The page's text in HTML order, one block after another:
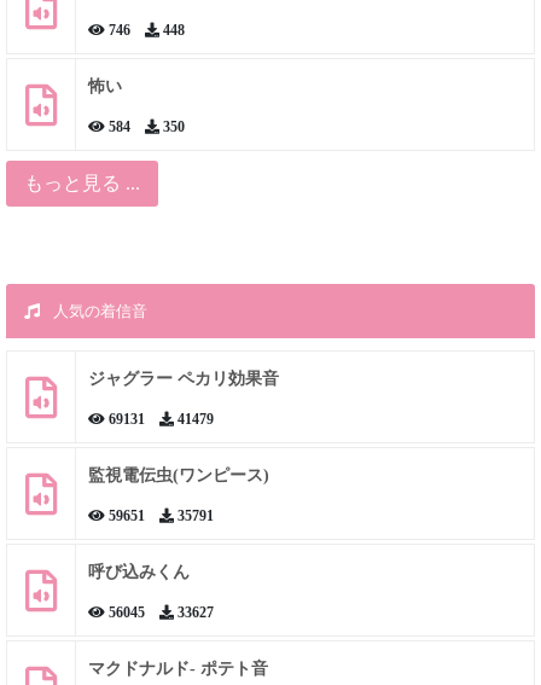
746 448
怖い
584 350
もっと見る ...
人気の着信音
ジャグラー ペカリ効果音
69131 41479
監視電伝虫(ワンピース)
59651 35791
呼び込みくん
56045 33627
マクドナルド- ポテト音